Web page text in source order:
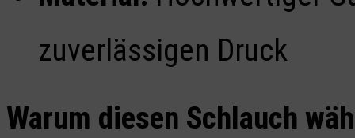
zuverlässigen Druck
Warum diesen Schlauch